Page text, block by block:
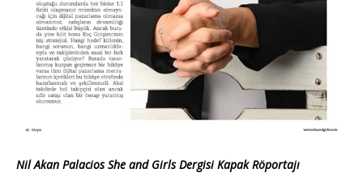
Nil Akan Palacios She and Girls Dergisi Kapak Röportajı